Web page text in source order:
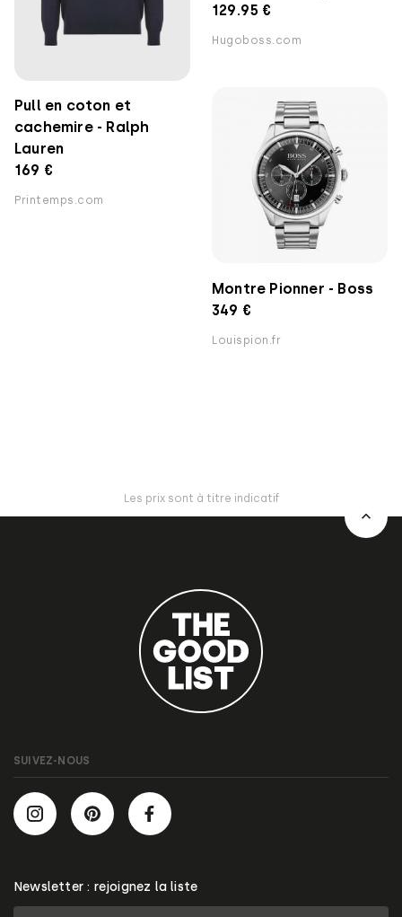
129.95 €
Hugoboss.com
Pull en coton et
cachemire - Ralph
Lauren
169 €
Printemps.com
Montre Pionner - Boss
349 €
Louispion.fr
Les prix sont à titre indicatif
SUIVEZ-NOUS
Newsletter : rejoignez la liste